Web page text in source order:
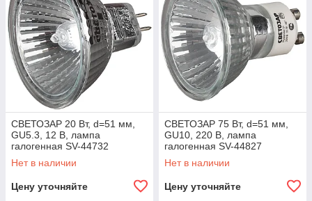
СВЕТОЗАР 20 Вт, d=51 мм,
GU5.3, 12 В, лампа
галогенная SV-44732
Нет в наличии
Цену уточняйте
СВЕТОЗАР 75 Вт, d=51 мм,
GU10, 220 В, лампа
галогенная SV-44827
Нет в наличии
Цену уточняйте